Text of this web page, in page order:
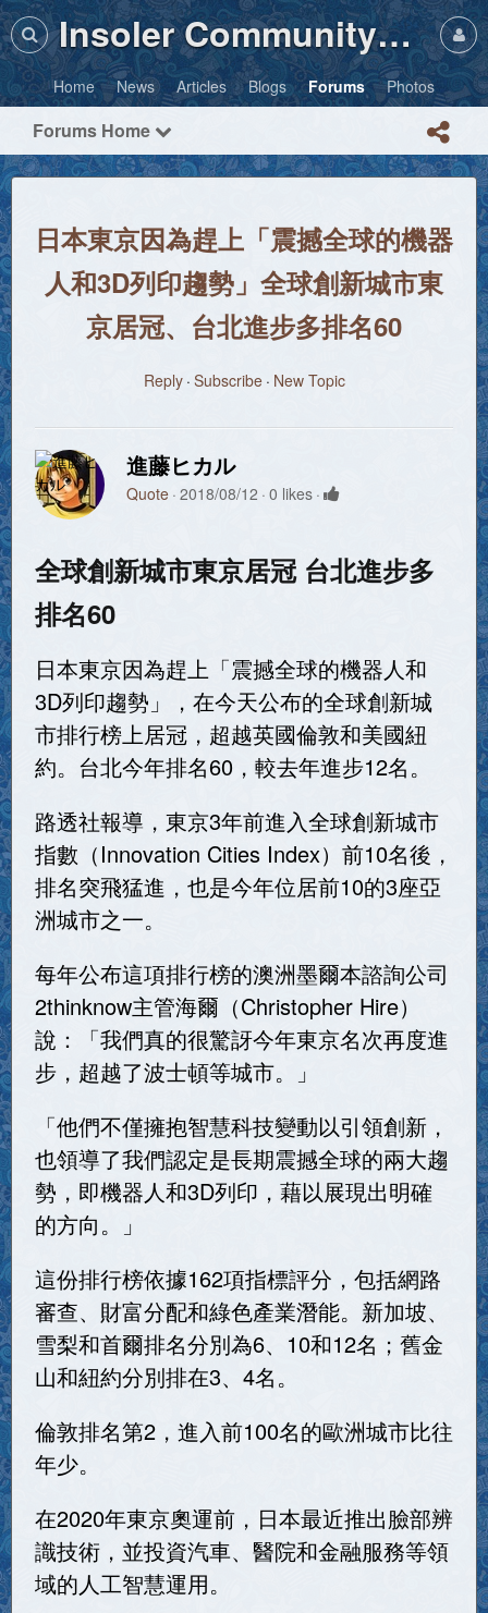
Insoler Community・Photos
Home News Articles Blogs Forums Photos
Forums Home
日本東京因為趕上「震撼全球的機器
人和3D列印趨勢」全球創新城市東
京居冠、台北進步多排名60
Reply Subscribe New Topic
進藤ヒカル
Quote 2018/08/12 0 likes
全球創新城市東京居冠 台北進步多
排名60
日本東京因為趕上「震撼全球的機器人和
3D列印趨勢」，在今天公布的全球創新城
市排行榜上居冠，超越英國倫敦和美國紐
約。台北今年排名60，較去年進步12名。
路透社報導，東京3年前進入全球創新城市
指數（Innovation Cities Index）前10名後，
排名突飛猛進，也是今年位居前10的3座亞
洲城市之一。
每年公布這項排行榜的澳洲墨爾本諮詢公司
2thinknow主管海爾（Christopher Hire）
說：「我們真的很驚訝今年東京名次再度進
步，超越了波士頓等城市。」
「他們不僅擁抱智慧科技變動以引領創新，
也領導了我們認定是長期震撼全球的兩大趨
勢，即機器人和3D列印，藉以展現出明確
的方向。」
這份排行榜依據162項指標評分，包括網路
審查、財富分配和綠色產業潛能。新加坡、
雪梨和首爾排名分別為6、10和12名；舊金
山和紐約分別排在3、4名。
倫敦排名第2，進入前100名的歐洲城市比往
年少。
在2020年東京奧運前，日本最近推出臉部辨
識技術，並投資汽車、醫院和金融服務等領
域的人工智慧運用。